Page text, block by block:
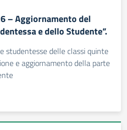
– Aggiornamento del
e dello Studente”.
studentesse delle classi quinte
e aggiornamento della parte